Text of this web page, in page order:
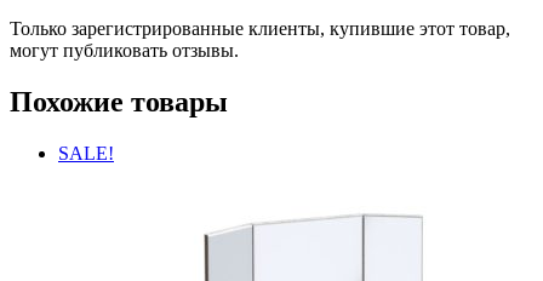
Только зарегистрированные клиенты, купившие этот товар,
могут публиковать отзывы.
Похожие товары
SALE!